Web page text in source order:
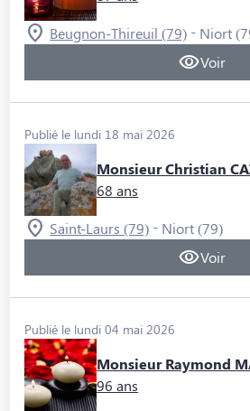
Beugnon-Thireuil (79) - Niort
Voir
Publié le lundi 18 mai 2026
Monsieur Christian
68 ans
Saint-Laurs (79) - Niort (79)
Voir
Publié le lundi 04 mai 2026
Monsieur Raymond
96 ans